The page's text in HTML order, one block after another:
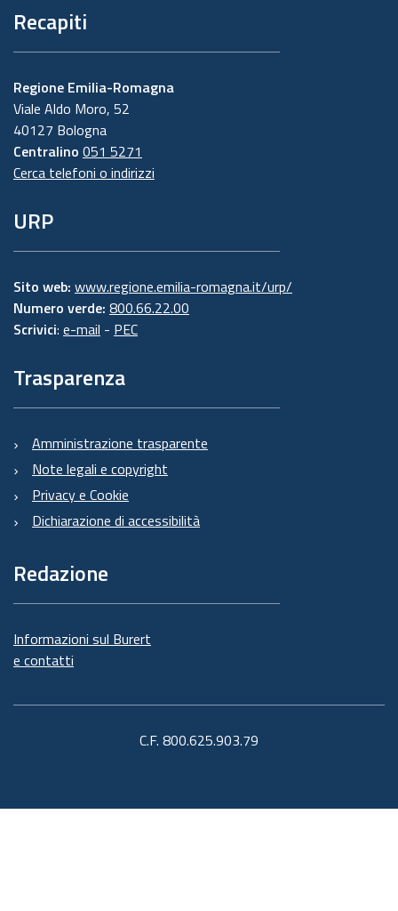
Recapiti
Regione Emilia-Romagna
Viale Aldo Moro, 52
40127 Bologna
Centralino 051 5271
Cerca telefoni o indirizzi
URP
Sito web: www.regione.emilia-romagna.it/urp/
Numero verde: 800.66.22.00
Scrivici: e-mail - PEC
Trasparenza
Amministrazione trasparente
Note legali e copyright
Privacy e Cookie
Dichiarazione di accessibilità
Redazione
Informazioni sul Burert
e contatti
C.F. 800.625.903.79